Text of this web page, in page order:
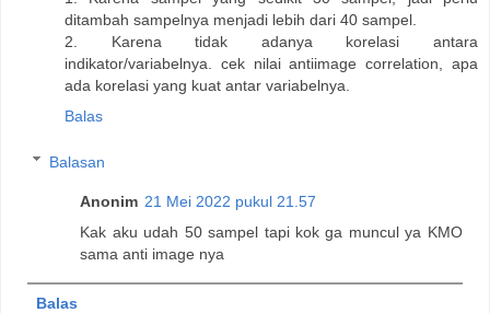
ditambah sampelnya menjadi lebih dari 40 sampel.
2. Karena tidak adanya korelasi antara
indikator/variabelnya. cek nilai antiimage correlation, apa
ada korelasi yang kuat antar variabelnya.
Balas
Balasan
Anonim 21 Mei 2022 pukul 21.57
Kak aku udah 50 sampel tapi kok ga muncul ya KMO
sama anti image nya
Balas